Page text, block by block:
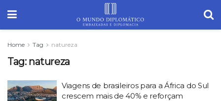
Home Tag natureza
Tag: natureza
Viagens de brasileiros para a África do Sul
crescem mais de 40% e reforçam